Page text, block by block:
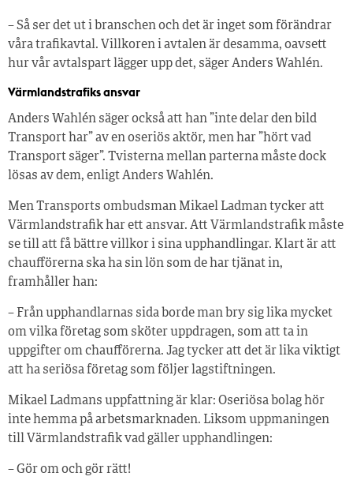
– Så ser det ut i branschen och det är inget som förändrar
våra trafikavtal. Villkoren i avtalen är desamma, oavsett
hur vår avtalspart lägger upp det, säger Anders Wahlén.
Värmlandstrafiks ansvar
Anders Wahlén säger också att han ”inte delar den bild
Transport har” av en oseriös aktör, men har ”hört vad
Transport säger”. Tvisterna mellan parterna måste dock
lösas av dem, enligt Anders Wahlén.
Men Transports ombudsman Mikael Ladman tycker att
Värmlandstrafik har ett ansvar. Att Värmlandstrafik måste
se till att få bättre villkor i sina upphandlingar. Klart är att
chaufförerna ska ha sin lön som de har tjänat in,
framhåller han:
– Från upphandlarnas sida borde man bry sig lika mycket
om vilka företag som sköter uppdragen, som att ta in
uppgifter om chaufförerna. Jag tycker att det är lika viktigt
att ha seriösa företag som följer lagstiftningen.
Mikael Ladmans uppfattning är klar: Oseriösa bolag hör
inte hemma på arbetsmarknaden. Liksom uppmaningen
till Värmlandstrafik vad gäller upphandlingen:
– Gör om och gör rätt!